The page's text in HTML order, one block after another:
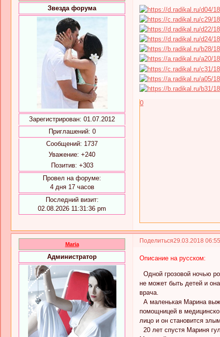
Звезда форума
Зарегистрирован: 01.07.2012
Приглашений: 0
Сообщений: 1737
Уважение: +240
Позитив: +303
Провел на форуме:
4 дня 17 часов
Последний визит:
02.08.2026 11:31:36 pm
0
Поделиться29.03.2018
Maria
Администратор Описание на русском:
Одной грозовой ночью
не может быть детей и
врача.
А маленькая Марина
помощницей в
лицо и он становится
20 лет спустя Мариня